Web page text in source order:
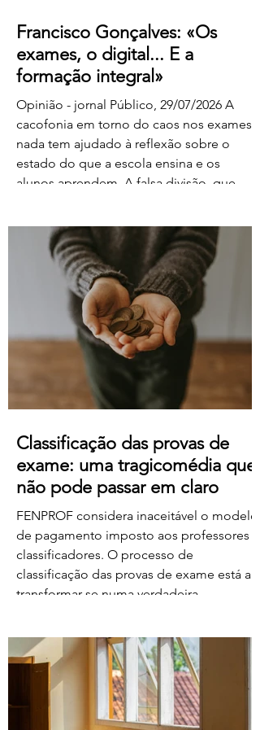
Francisco Gonçalves: «Os
exames, o digital... E a
formação integral»
Opinião - jornal Público, 29/07/2026 A
cacofonia em torno do caos nos exames
nada tem ajudado à reflexão sobre o
estado do que a escola ensina e os
alunos aprendem. A falsa divisão, que
e os da ignorância, os do rigor e os do
facilitismo, os da inovação e os
empedernidos – é mais um agente de
confusão. O olhar da FENPROF para este
processo parte, como não podia deixar
de ser, das violações dos
Classificação das provas de
exame: uma tragicomédia que
não pode passar em claro
FENPROF considera inaceitável o modelo
de pagamento imposto aos professores
classificadores. O processo de
classificação das provas de exame está a
transformar-se numa verdadeira
desorganização que marcaram este
processo, o Governo e o Ministério da
Educação, Ciência e Inovação parecem
querer acrescentar uma nova dimensão